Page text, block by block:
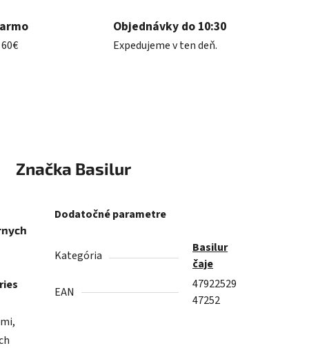
Objednávky do 10:30
Expedujeme v ten deň.
Značka Basilur
Dodatočné parametre
Kategória
Basilur
čaje
EAN
47922529
47252